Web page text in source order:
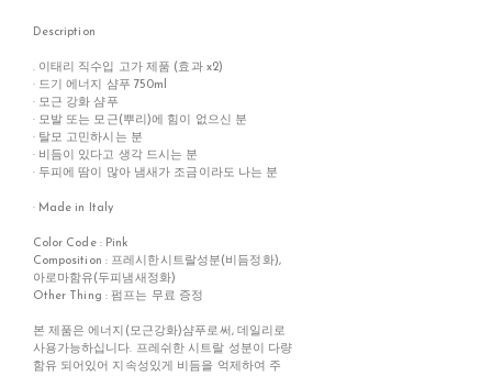
Description
. 이태리 직수입 고가 제품 (효과 x2)
· 드기 에너지 샴푸 750ml
· 모근 강화 샴푸
· 모발 또는 모근(뿌리)에 힘이 없으신 분
· 탈모 고민하시는 분
· 비듬이 있다고 생각 드시는 분
· 두피에 땀이 많아 냄새가 조금이라도 나는 분
· Made in Italy
Color Code : Pink
Composition : 프레시한시트랄성분(비듬정화),
아로마함유(두피냄새정화)
Other Thing : 펌프는 무료 증정
본 제품은 에너지(모근강화)샴푸로써, 데일리로
사용가능하십니다. 프레쉬한 시트랄 성분이 다량
함유 되어있어 지속성있게 비듬을 억제하여 주